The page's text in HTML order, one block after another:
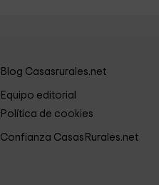
Blog Casasrurales.net
Equipo editorial
Política de cookies
Confianza CasasRurales.net